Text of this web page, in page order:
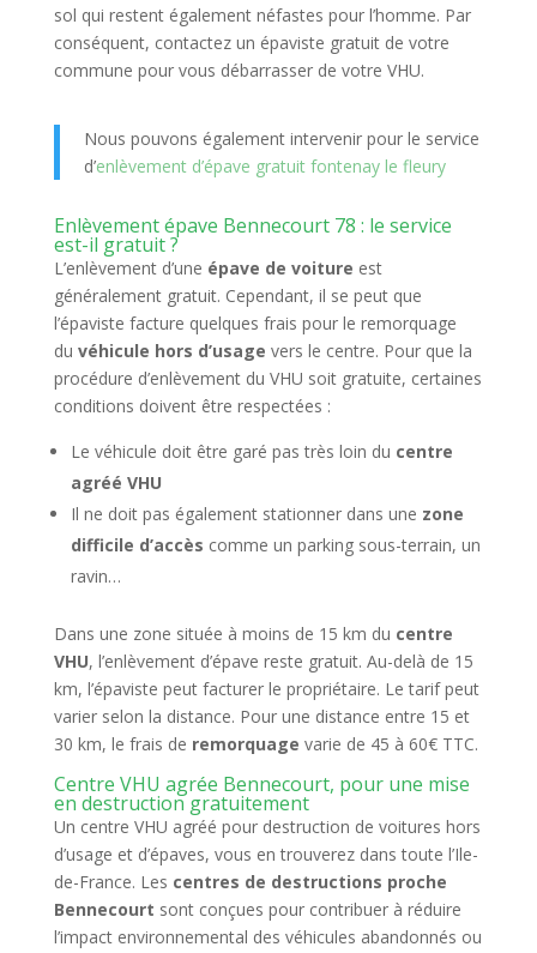
sol qui restent également néfastes pour l’homme. Par
conséquent, contactez un épaviste gratuit de votre
commune pour vous débarrasser de votre VHU.
Nous pouvons également intervenir pour le service
d’enlèvement d’épave gratuit fontenay le fleury
Enlèvement épave Bennecourt 78 : le service
est-il gratuit ?
L’enlèvement d’une épave de voiture est
généralement gratuit. Cependant, il se peut que
l’épaviste facture quelques frais pour le remorquage
du véhicule hors d’usage vers le centre. Pour que la
procédure d’enlèvement du VHU soit gratuite, certaines
conditions doivent être respectées :
Le véhicule doit être garé pas très loin du centre
agréé VHU
Il ne doit pas également stationner dans une zone
difficile d’accès comme un parking sous-terrain, un
ravin…
Dans une zone située à moins de 15 km du centre
VHU, l’enlèvement d’épave reste gratuit. Au-delà de 15
km, l’épaviste peut facturer le propriétaire. Le tarif peut
varier selon la distance. Pour une distance entre 15 et
30 km, le frais de remorquage varie de 45 à 60€ TTC.
Centre VHU agrée Bennecourt, pour une mise
en destruction gratuitement
Un centre VHU agréé pour destruction de voitures hors
d’usage et d’épaves, vous en trouverez dans toute l’Ile-
de-France. Les centres de destructions proche
Bennecourt sont conçues pour contribuer à réduire
l’impact environnemental des véhicules abandonnés ou